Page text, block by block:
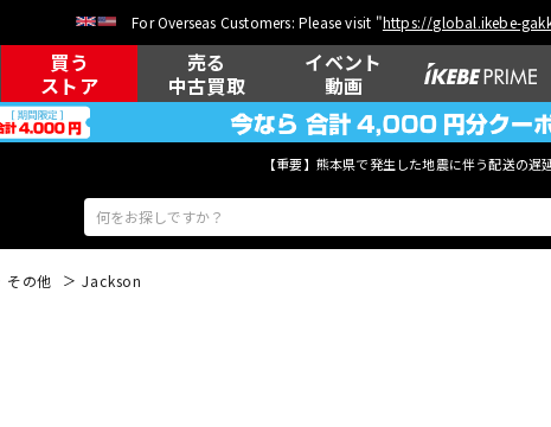
For Overseas Customers: Please visit "https://global.ikebe-
買う
ストア
売る
中古買取
イベント
動画
【重要】熊本県で発生した地震に伴う配送の遅
その他 Jackson